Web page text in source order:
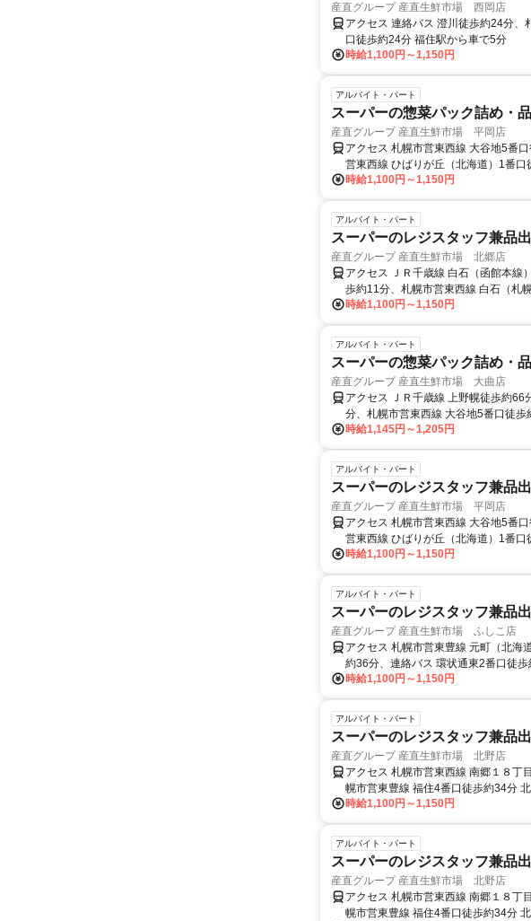
産直グループ 産直生鮮市場 西岡店
時給1,100円～1,150円
アクセス 連絡バス 澄川徒歩約24分
口徒歩約24分 福住駅から車で5分
アルバイト・パート
スーパーの惣菜パック詰め・
産直グループ 産直生鮮市場 平岡店
時給1,100円～1,150円
アクセス 札幌市営東西線 大谷地5番
営東西線 ひばりが丘（北海道）1番
アルバイト・パート
スーパーのレジスタッフ兼品
産直グループ 産直生鮮市場 北郷店
時給1,100円～1,150円
アクセス ＪＲ千歳線 白石（函館本線
歩約11分、札幌市営東西線 白石（札
アルバイト・パート
スーパーの惣菜パック詰め・
産直グループ 産直生鮮市場 大曲店
時給1,145円～1,205円
アクセス ＪＲ千歳線 上野幌徒歩約
分、札幌市営東西線 大谷地5番口徒歩
アルバイト・パート
スーパーのレジスタッフ兼品
産直グループ 産直生鮮市場 平岡店
時給1,100円～1,150円
アクセス 札幌市営東西線 大谷地5番
営東西線 ひばりが丘（北海道）1番
アルバイト・パート
スーパーのレジスタッフ兼品
産直グループ 産直生鮮市場 ふしこ店
時給1,100円～1,150円
アクセス 札幌市営東豊線 元町（北海
約36分、連絡バス 環状通東2番口徒
アルバイト・パート
スーパーのレジスタッフ兼品
産直グループ 産直生鮮市場 北野店
時給1,100円～1,150円
アクセス 札幌市営東西線 南郷１８丁
幌市営東豊線 福住4番口徒歩約34分
アルバイト・パート
スーパーのレジスタッフ兼品
産直グループ 産直生鮮市場 北野店
アクセス 札幌市営東西線 南郷１８丁
幌市営東豊線 福住4番口徒歩約34分